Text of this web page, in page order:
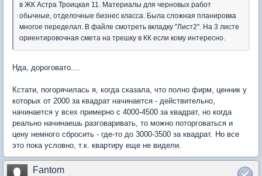
в ЖК Астра Троицкая 11. Материалы для черновых работ
обычные, отделочные бизнес класса. Была сложная планировка
многое переделал. В файле смотреть вкладку "Лист2". На 3 листе
ориентировочная смета на трешку в КК если кому интересно.
Нда, дороговато....
Кстати, погорячилась я, когда сказала, что полно фирм, ценник у
которых от 2000 за квадрат начинается - действительно,
начинается у всех примерно с 4000-4500 за квадрат, но когда
реально начинаешь разговаривать, то можно поторговаться и
цену немного сбросить - где-то до 3000-3500 за квадрат. Но все
это пока условно, т.к. квартиру еще не видели.
Fantom